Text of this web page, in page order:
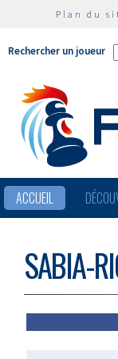
Plan du
Rechercher un joueur
ACCUEIL
SABIA-